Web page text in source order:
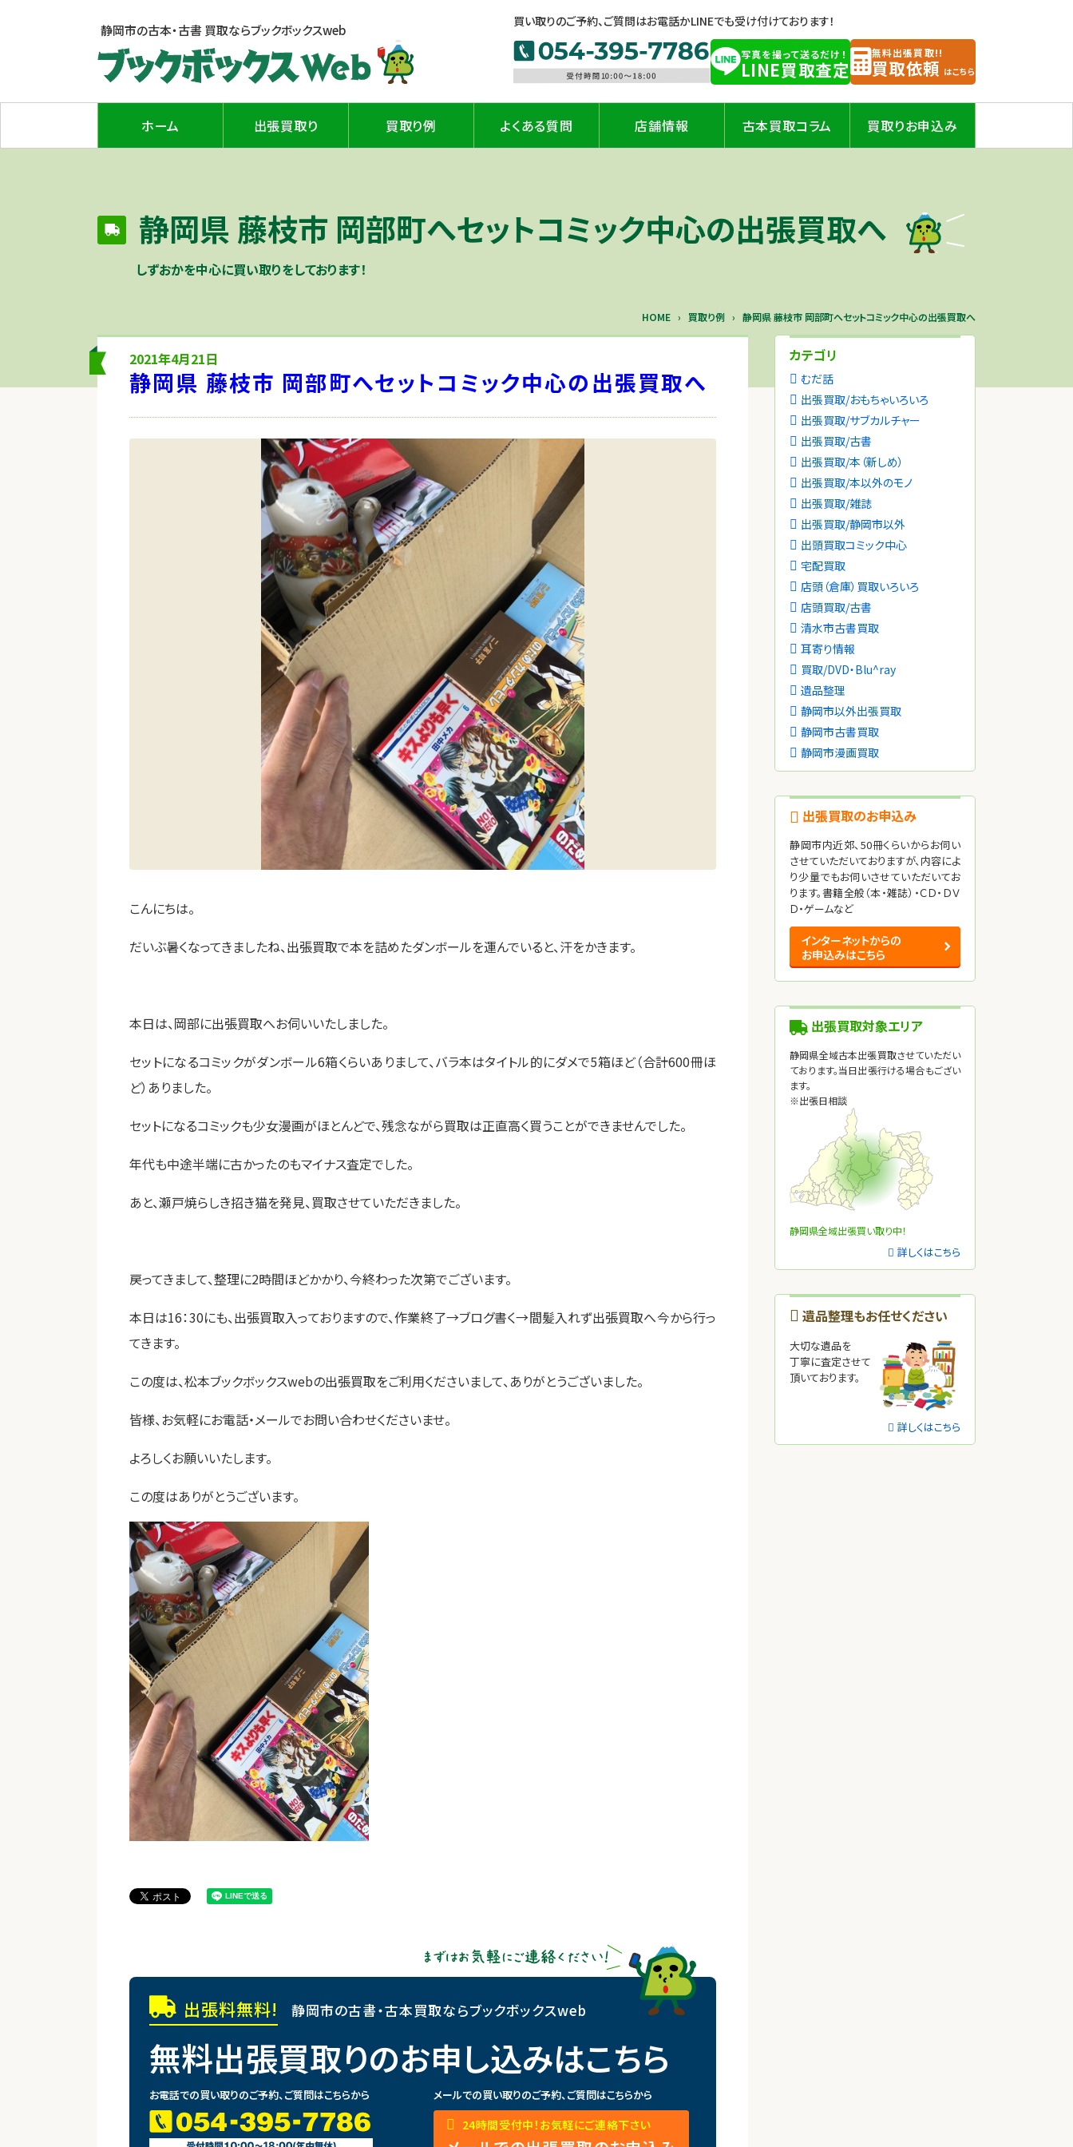
静岡市の古本・古書 買取ならブックボックスweb
買い取りのご予約、ご質問はお電話かLINEでも受け付けております！
写真を撮って送るだけ！
LINE買取査定
無料出張買取!!
買取依頼 はこちら
ホーム 出張買取り 買取り例 よくある質問 店舗情報 古本買取コラム 買取りお申込み
静岡県 藤枝市 岡部町へセットコミック中心の出張買取へ
しずおかを中心に買い取りをしております！
HOME 買取り例 静岡県 藤枝市 岡部町へセットコミック中心の出張買取へ
2021年4月21日
静岡県 藤枝市 岡部町へセットコミック中心の出張買取へ
こんにちは。
だいぶ暑くなってきましたね、出張買取で本を詰めたダンボールを運んでいると、汗をかきます。
本日は、岡部に出張買取へお伺いいたしました。
セットになるコミックがダンボール6箱くらいありまして、バラ本はタイトル的にダメで5箱ほど（合計600冊ほ
ど）ありました。
セットになるコミックも少女漫画がほとんどで、残念ながら買取は正直高く買うことができませんでした。
年代も中途半端に古かったのもマイナス査定でした。
あと、瀬戸焼らしき招き猫を発見、買取させていただきました。
戻ってきまして、整理に2時間ほどかかり、今終わった次第でございます。
本日は16：30にも、出張買取入っておりますので、作業終了→ブログ書く→間髪入れず出張買取へ今から行っ
てきます。
この度は、松本ブックボックスwebの出張買取をご利用くださいまして、ありがとうございました。
皆様、お気軽にお電話・メールでお問い合わせくださいませ。
よろしくお願いいたします。
この度はありがとうございます。
出張料無料! 静岡市の古書・古本買取ならブックボックスweb
無料出張買取りのお申し込みはこちら
お電話での買い取りのご予約、ご質問はこちらから メールでの買い取りのご予約、ご質問はこちらから
24時間受付中！お気軽にご連絡下さい
カテゴリ
むだ話
出張買取/おもちゃいろいろ
出張買取/サブカルチャー
出張買取/古書
出張買取/本（新しめ）
出張買取/本以外のモノ
出張買取/雑誌
出張買取/静岡市以外
出頭買取コミック中心
宅配買取
店頭（倉庫）買取いろいろ
店頭買取/古書
清水市古書買取
耳寄り情報
買取/DVD・Blu^ray
遺品整理
静岡市以外出張買取
静岡市古書買取
静岡市漫画買取
出張買取のお申込み
静岡市内近郊、50冊くらいからお伺い
させていただいておりますが、内容によ
り少量でもお伺いさせていただいてお
ります。書籍全般（本・雑誌）・ＣＤ・ＤＶ
Ｄ・ゲームなど
インターネットからの
お申込みはこちら
出張買取対象エリア
静岡県全域古本出張買取させていただい
ております。当日出張行ける場合もござい
ます。
※出張日相談
静岡県全域出張買い取り中！
詳しくはこちら
遺品整理もお任せください
大切な遺品を
丁寧に査定させて
頂いております。
詳しくはこちら